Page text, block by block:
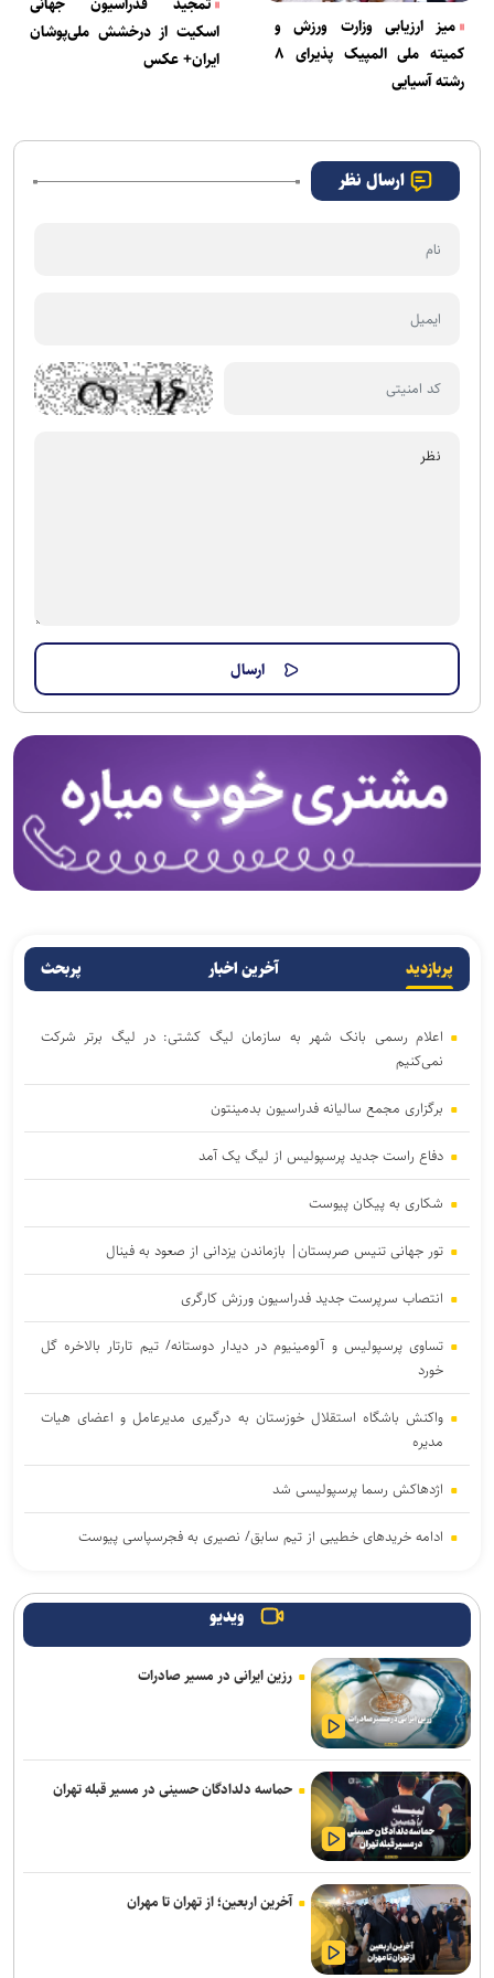
میز ارزیابی وزارت ورزش و
کمیته ملی المپیک پذیرای ۸
رشته آسیایی
تمجید فدراسیون جهانی
اسکیت از درخشش ملی‌پوشان
ایران+ عکس
ارسال نظر
پربازدید آخرین اخبار پربحث
اعلام رسمی بانک شهر به سازمان لیگ کشتی: در لیگ برتر شرکت
نمی‌کنیم
برگزاری مجمع سالیانه فدراسیون بدمینتون
دفاع راست جدید پرسپولیس از لیگ یک آمد
شکاری به پیکان پیوست
تور جهانی تنیس صربستان| بازماندن یزدانی از صعود به فینال
انتصاب سرپرست جدید فدراسیون ورزش کارگری
تساوی پرسپولیس و آلومینیوم در دیدار دوستانه/ تیم تارتار بالاخره گل
خورد
واکنش باشگاه استقلال خوزستان به درگیری مدیرعامل و اعضای هیات
مدیره
اژدهاکش رسما پرسپولیسی شد
ادامه خریدهای خطیبی از تیم سابق/ نصیری به فجرسپاسی پیوست
بازی‌های سرخابی‌ها به شهرقدس رفت/ استقلال خوزستان به تهران
بازگشت
تمدید قرارداد مربی ترک استقلال
آغاز اردوی تیم ملی بوکس برای ناگویا با حضور ۱۰ ملی‌پوش
محمدی: مقابل استقلال لیگ را پرقدرت آغاز می‌کنیم/ امیدوارم با مس
شهربابک کمترین گل خورده لیگ را داشته باشیم
مالک ایستا: تا آخر پیگیر پرونده اردلان هستیم/ قمی: هفت سال است که
بازیکن‌سازی نداشته‌ایم
نکونام: تراکتور را با چشم باز انتخاب کردم/ قطعاً نمی‌گویم «تیم را من
نبسته‌ام»
ویدیو
رزین ایرانی در مسیر صادرات
حماسه دلدادگان حسینی در مسیر قبله تهران
آخرین اربعین؛ از تهران تا مهران